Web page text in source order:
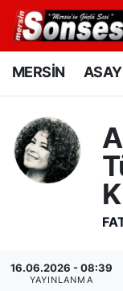
MERSİN
16.06.2026 - 08:39
YAYINLANMA
MERSİN
SPOR
GÜNÜN
KÜLTÜR -
Mersin
Mersin
Mersin
Süper Lig
Tüm